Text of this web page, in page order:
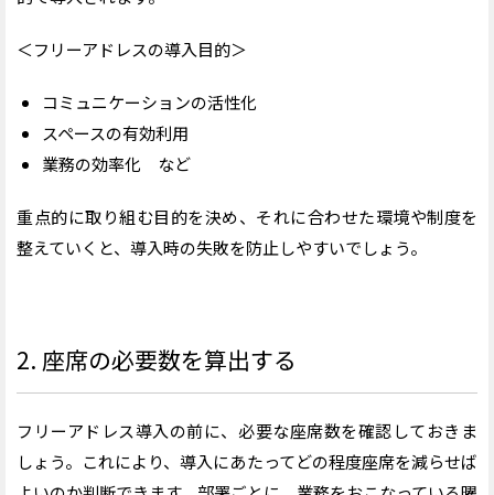
＜フリーアドレスの導入目的＞
コミュニケーションの活性化
スペースの有効利用
業務の効率化 など
重点的に取り組む目的を決め、それに合わせた環境や制度を
整えていくと、導入時の失敗を防止しやすいでしょう。
2. 座席の必要数を算出する
フリーアドレス導入の前に、必要な座席数を確認しておきま
しょう。これにより、導入にあたってどの程度座席を減らせば